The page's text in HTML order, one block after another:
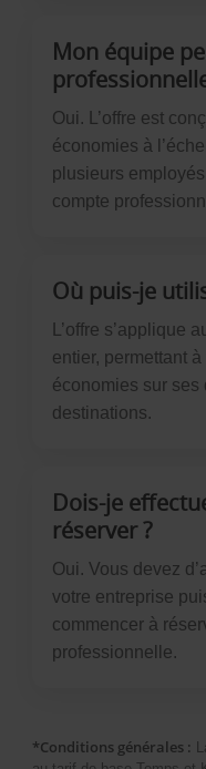
Mon équipe
Oui. L’offre est
économies à
plusieurs
compte
Où puis-je
L’offre s’applique
entier, permettant
économies sur
destinations.
Dois-je
réserver ?
Oui. Vous devez
votre entreprise
commencer à
professionnelle.
*Conditions générales :